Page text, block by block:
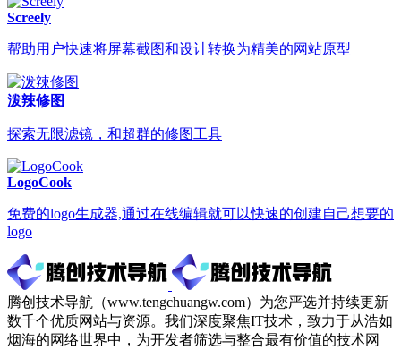
Screely
帮助用户快速将屏幕截图和设计转换为精美的网站原型
泼辣修图
探索无限滤镜，和超群的修图工具
LogoCook
免费的logo生成器,通过在线编辑就可以快速的创建自己想要的
logo
腾创技术导航（www.tengchuangw.com）为您严选并持续更新
数千个优质网站与资源。我们深度聚焦IT技术，致力于从浩如
烟海的网络世界中，为开发者筛选与整合最有价值的技术网